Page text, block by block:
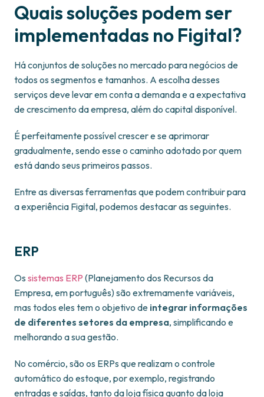
Quais soluções podem ser
implementadas no Figital?
Há conjuntos de soluções no mercado para negócios de
todos os segmentos e tamanhos. A escolha desses
serviços deve levar em conta a demanda e a expectativa
de crescimento da empresa, além do capital disponível.
É perfeitamente possível crescer e se aprimorar
gradualmente, sendo esse o caminho adotado por quem
está dando seus primeiros passos.
Entre as diversas ferramentas que podem contribuir para
a experiência Figital, podemos destacar as seguintes.
ERP
Os sistemas ERP (Planejamento dos Recursos da
Empresa, em português) são extremamente variáveis,
mas todos eles tem o objetivo de integrar informações
de diferentes setores da empresa, simplificando e
melhorando a sua gestão.
No comércio, são os ERPs que realizam o controle
automático do estoque, por exemplo, registrando
entradas e saídas, tanto da loja física quanto da loja